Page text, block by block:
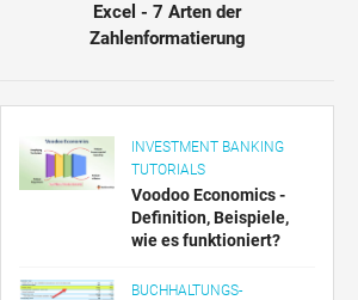
Excel - 7 Arten der
Zahlenformatierung
INVESTMENT BANKING
TUTORIALS
Voodoo Economics -
Definition, Beispiele,
wie es funktioniert?
BUCHHALTUNGS-